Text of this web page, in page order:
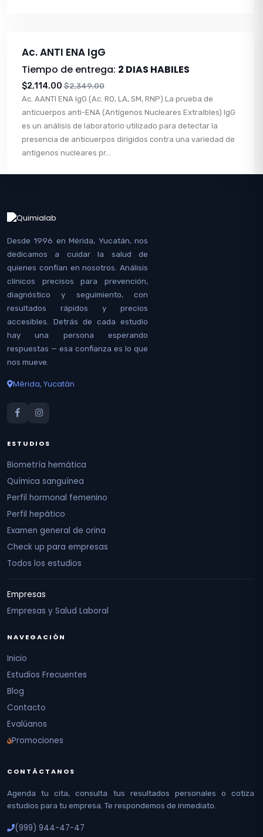
Ac. ANTI ENA IgG
Tiempo de entrega: 2 DIAS HABILES
$2,114.00 $2,349.00
Ac. AANTI ENA IgG (Ac. RO, LA, SM, RNP) La prueba de
anticuerpos anti-ENA (Antígenos Nucleares Extraíbles) IgG
es un análisis de laboratorio utilizado para detectar la
presencia de anticuerpos dirigidos contra una variedad de
antígenos nucleares pr...
Desde 1996 en Mérida, Yucatán, nos
dedicamos a cuidar la salud de
quienes confían en nosotros. Análisis
clínicos precisos para prevención,
diagnóstico y seguimiento, con
resultados rápidos y precios
accesibles. Detrás de cada estudio
hay una persona esperando
respuestas — esa confianza es lo que
nos mueve.
Mérida, Yucatán
ESTUDIOS
Biometría hemática
Química sanguínea
Perfil hormonal femenino
Perfil hepático
Examen general de orina
Check up para empresas
Todos los estudios
Empresas
Empresas y Salud Laboral
NAVEGACIÓN
Inicio
Estudios Frecuentes
Blog
Contacto
Evalúanos
Promociones
CONTÁCTANOS
Agenda tu cita, consulta tus resultados personales o cotiza
estudios para tu empresa. Te respondemos de inmediato.
(999) 944-47-47